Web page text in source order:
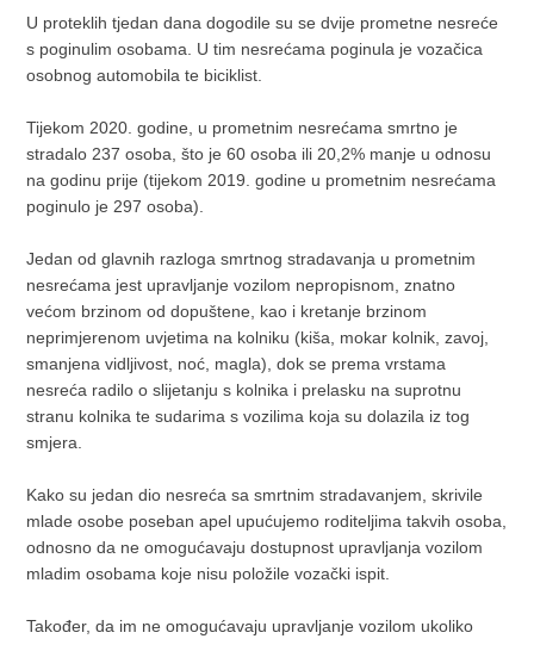
U proteklih tjedan dana dogodile su se dvije prometne nesreće
s poginulim osobama. U tim nesrećama poginula je vozačica
osobnog automobila te biciklist.
Tijekom 2020. godine, u prometnim nesrećama smrtno je
stradalo 237 osoba, što je 60 osoba ili 20,2% manje u odnosu
na godinu prije (tijekom 2019. godine u prometnim nesrećama
poginulo je 297 osoba).
Jedan od glavnih razloga smrtnog stradavanja u prometnim
nesrećama jest upravljanje vozilom nepropisnom, znatno
većom brzinom od dopuštene, kao i kretanje brzinom
neprimjerenom uvjetima na kolniku (kiša, mokar kolnik, zavoj,
smanjena vidljivost, noć, magla), dok se prema vrstama
nesreća radilo o slijetanju s kolnika i prelasku na suprotnu
stranu kolnika te sudarima s vozilima koja su dolazila iz tog
smjera.
Kako su jedan dio nesreća sa smrtnim stradavanjem, skrivile
mlade osobe poseban apel upućujemo roditeljima takvih osoba,
odnosno da ne omogućavaju dostupnost upravljanja vozilom
mladim osobama koje nisu položile vozački ispit.
Također, da im ne omogućavaju upravljanje vozilom ukoliko